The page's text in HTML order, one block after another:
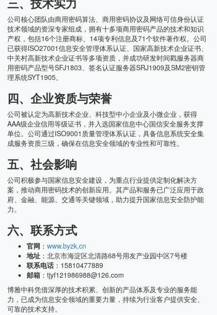
公司核心团队由商用密码算法、商用密码协议及网络可信身份认证
技术领域的资深专家组成，拥有十多项商用密码产品的技术和知识
产权，包括16个注册商标、14项专利信息及71个软件著作权。公司
已获得ISO27001信息安全管理体系认证、国家高新技术企业证书、
中关村高新技术企业证书等多项资质，并成功研发时间戳服务器商
用密码产品型号SFJ1803、签名认证服务器SRJ1909及SM2密钥管
理系统SYT1905。
四、企业资质与荣誉
公司被认定为高新技术企业、科技型中小企业及小微企业，获得
AAA级企业信用等级证书，并入选国家信息中心国信安全服务支撑
单位。公司通过ISO9001质量管理体系认证，具备信息系统安全集
成服务资质三级，确保在信息安全领域的专业性和可靠性。
五、社会影响
公司积极参与国家信息安全建设，为重点行业提供定制化解决方
案，推动商用密码技术的创新应用。其产品和服务已广泛应用于政
府、金融、能源、交通等关键领域，助力提升国家信息安全防护能
力。
六、联系方式
官网 ： www.byzk.cn
地址 ：北京市海淀区北清路68号用友产业园中区7号楼
联系电话 ：15810477889
邮箱 ：tjyf121986988@126.com
博雅中科凭借深厚的技术积累、创新的产品体系及专业的服务能
力，已成为信息安全领域的重要力量，持续为行业客户提供安全、
可靠的技术支持。